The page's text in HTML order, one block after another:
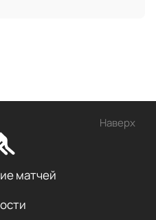
Наверх
матчей